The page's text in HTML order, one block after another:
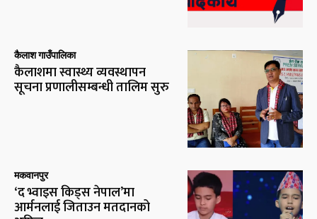
कैलाश गाउँपालिका
कैलाशमा स्वास्थ्य व्यवस्थापन
सूचना प्रणालीसम्बन्धी तालिम सुरु
मकवानपुर
‘द भ्वाइस किड्स नेपाल’मा
आर्मनलाई जिताउन मतदानको